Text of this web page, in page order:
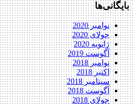
بایگانی‌ها
نوامبر 2020
جولای 2020
ژانویه 2020
آگوست 2019
نوامبر 2018
اکتبر 2018
سپتامبر 2018
آگوست 2018
جولای 2018